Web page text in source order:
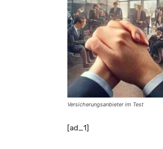
Versicherungsanbieter im Test
[ad_1]